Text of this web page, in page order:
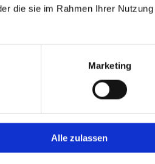
die sie im Rahmen Ihrer Nutzung
Marketing
Alle zulassen